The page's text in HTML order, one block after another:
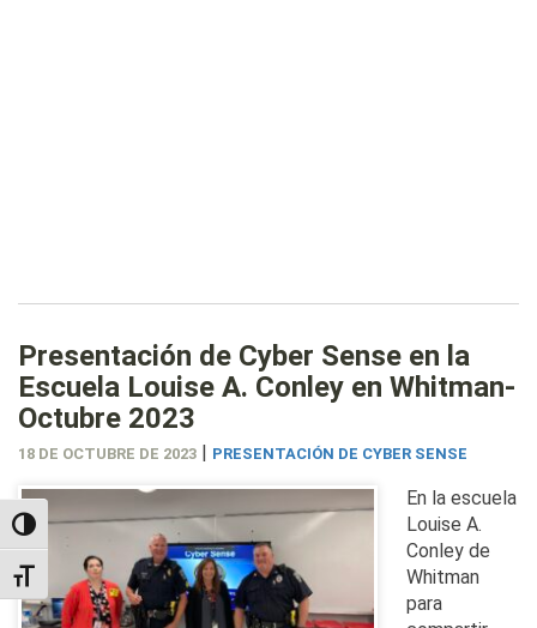
TOGGLE HIGH CONTRAST
TOGGLE FONT SIZE
Presentación de Cyber Sense en la
Escuela Louise A. Conley en Whitman-
Octubre 2023
18 DE OCTUBRE DE 2023 | PRESENTACIÓN DE CYBER SENSE
En la escuela
Louise A.
Conley de
Whitman
para